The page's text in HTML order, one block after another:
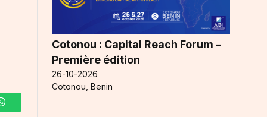
WhatsApp
Cotonou : Capital Reach Forum –
Première édition
26-10-2026
Cotonou, Benin